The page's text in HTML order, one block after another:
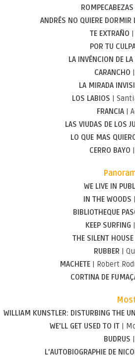
ROMPECABEZAS
ANDRÉS NO QUIERE DORMIR
TE EXTRAÑO
POR TU
LA INVÉNCION DE LA
CARANCHO
LA MIRADA
LOS LABIOS |
FRANCIA|
LAS VIUDAS DE LOS
LO QUE MAS
CERRO BAYO
WE LIVE IN
IN THE WOODS
BIBLIOTHEQUE
KEEP SURFING
THE SILENT HOUSE
RUBBER |
MACHETE| Robert
CORTINA DE
WILLIAM KUNSTLER: DISTURBING THE
WE’LL GET USED TO IT|
BUDRUS
L’AUTOBIOGRAPHIE DE